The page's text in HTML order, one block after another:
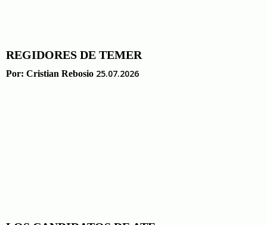
REGIDORES DE TEMER
Por: Cristian Rebosio 25.07.2026